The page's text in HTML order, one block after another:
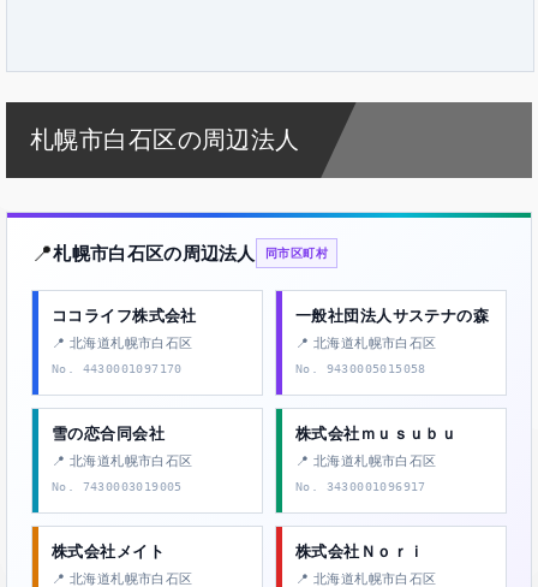
札幌市白石区の周辺法人
📍札幌市白石区の周辺法人 同市区町村
ココライフ株式会社
📍 北海道札幌市白石区
No. 4430001097170
一般社団法人サステナの森
📍 北海道札幌市白石区
No. 9430005015058
雪の恋合同会社
📍 北海道札幌市白石区
No. 7430003019005
株式会社ｍｕｓｕｂｕ
📍 北海道札幌市白石区
No. 3430001096917
株式会社メイト
📍 北海道札幌市白石区
株式会社Ｎｏｒｉ
📍 北海道札幌市白石区